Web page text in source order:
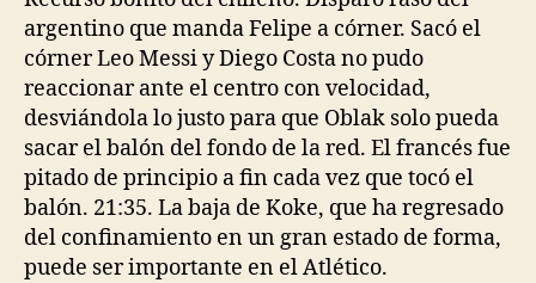
argentino que manda Felipe a córner. Sacó el
córner Leo Messi y Diego Costa no pudo
reaccionar ante el centro con velocidad,
desviándola lo justo para que Oblak solo pueda
sacar el balón del fondo de la red. El francés fue
pitado de principio a fin cada vez que tocó el
balón. 21:35. La baja de Koke, que ha regresado
del confinamiento en un gran estado de forma,
puede ser importante en el Atlético.